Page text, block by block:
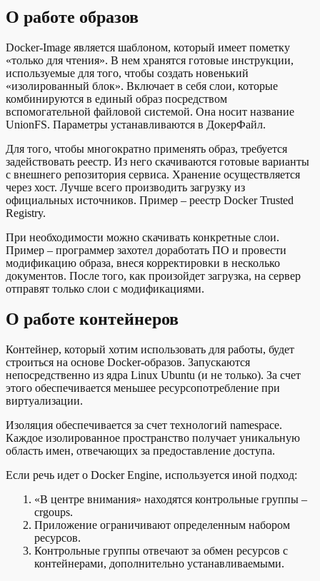
О работе образов
Docker-Image является шаблоном, который имеет пометку
«только для чтения». В нем хранятся готовые инструкции,
используемые для того, чтобы создать новенький
«изолированный блок». Включает в себя слои, которые
комбинируются в единый образ посредством
вспомогательной файловой системой. Она носит название
UnionFS. Параметры устанавливаются в ДокерФайл.
Для того, чтобы многократно применять образ, требуется
задействовать реестр. Из него скачиваются готовые варианты
с внешнего репозитория сервиса. Хранение осуществляется
через хост. Лучше всего производить загрузку из
официальных источников. Пример – реестр Docker Trusted
Registry.
При необходимости можно скачивать конкретные слои.
Пример – программер захотел доработать ПО и провести
модификацию образа, внеся корректировки в несколько
документов. После того, как произойдет загрузка, на сервер
отправят только слои с модификациями.
О работе контейнеров
Контейнер, который хотим использовать для работы, будет
строиться на основе Docker-образов. Запускаются
непосредственно из ядра Linux Ubuntu (и не только). За счет
этого обеспечивается меньшее ресурсопотребление при
виртуализации.
Изоляция обеспечивается за счет технологий namespace.
Каждое изолированное пространство получает уникальную
область имен, отвечающих за предоставление доступа.
Если речь идет о Docker Engine, используется иной подход:
«В центре внимания» находятся контрольные группы –
crgoups.
Приложение ограничивают определенным набором
ресурсов.
Контрольные группы отвечают за обмен ресурсов с
контейнерами, дополнительно устанавливаемыми.